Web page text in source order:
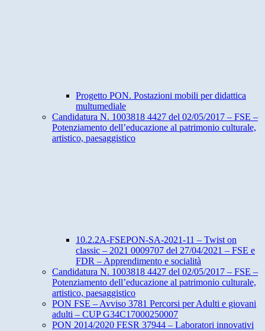
Progetto PON. Postazioni mobili per didattica
multumediale
Candidatura N. 1003818 4427 del 02/05/2017 – FSE –
Potenziamento dell’educazione al patrimonio culturale,
artistico, paesaggistico
10.2.2A-FSEPON-SA-2021-11 – Twist on
classic – 2021 0009707 del 27/04/2021 – FSE e
FDR – Apprendimento e socialità
Candidatura N. 1003818 4427 del 02/05/2017 – FSE –
Potenziamento dell’educazione al patrimonio culturale,
artistico, paesaggistico
PON FSE – Avviso 3781 Percorsi per Adulti e giovani
adulti – CUP G34C17000250007
PON 2014/2020 FESR 37944 – Laboratori innovativi